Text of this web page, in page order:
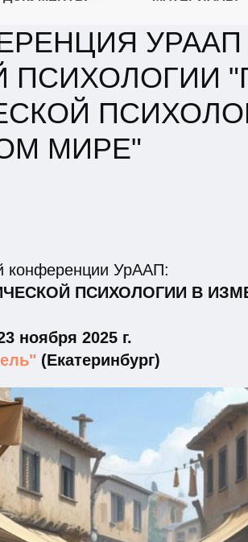
ПСИХОЛОГИИ
МИРЕ"
конференции УрААП:
ПСИХОЛОГИИ В
ноября 2025 г.
(Екатеринбург)